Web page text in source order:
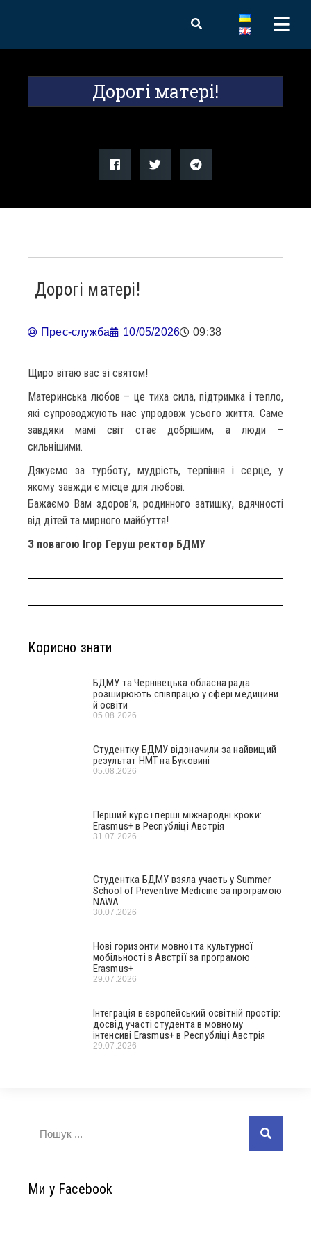
Дорогі матері!
Дорогі матері!
Прес-служба 10/05/2026 09:38
Щиро вітаю вас зі святом!
Материнська любов – це тиха сила, підтримка і тепло,
які супроводжують нас упродовж усього життя. Саме
завдяки мамі світ стає добрішим, а люди –
сильнішими.
Дякуємо за турботу, мудрість, терпіння і серце, у
якому завжди є місце для любові.
Бажаємо Вам здоров’я, родинного затишку, вдячності
від дітей та мирного майбуття!
З повагою Ігор Геруш ректор БДМУ
Корисно знати
БДМУ та Чернівецька обласна рада
розширюють співпрацю у сфері медицини
й освіти
05.08.2026
Студентку БДМУ відзначили за найвищий
результат НМТ на Буковині
05.08.2026
Перший курс і перші міжнародні кроки:
Erasmus+ в Республіці Австрія
31.07.2026
Студентка БДМУ взяла участь у Summer
School of Preventive Medicine за програмою
NAWA
30.07.2026
Нові горизонти мовної та культурної
мобільності в Австрії за програмою
Erasmus+
29.07.2026
Інтеграція в європейський освітній простір:
досвід участі студента в мовному
інтенсиві Erasmus+ в Республіці Австрія
29.07.2026
Ми у Facebook